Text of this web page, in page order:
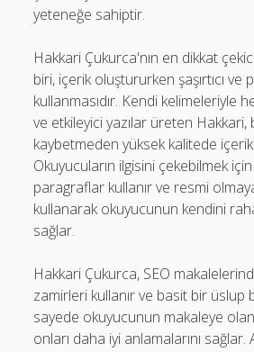
yeteneğe sahiptir.
Hakkari Çukurca'nın en dikkat
biri, içerik oluştururken şaşırtıcı ve
kullanmasıdır. Kendi kelimeleriyle
ve etkileyici yazılar üreten Hakkari,
kaybetmeden yüksek kalitede
Okuyucuların ilgisini çekebilmek için
paragraflar kullanır ve resmi
kullanarak okuyucunun kendini
sağlar.
Hakkari Çukurca, SEO
zamirleri kullanır ve basit bir üslup
sayede okuyucunun makaleye olan
onları daha iyi anlamalarını